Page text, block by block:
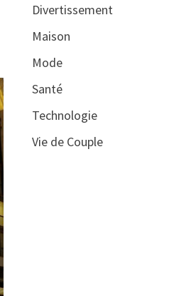
Divertissement
Maison
Mode
Santé
Technologie
Vie de Couple